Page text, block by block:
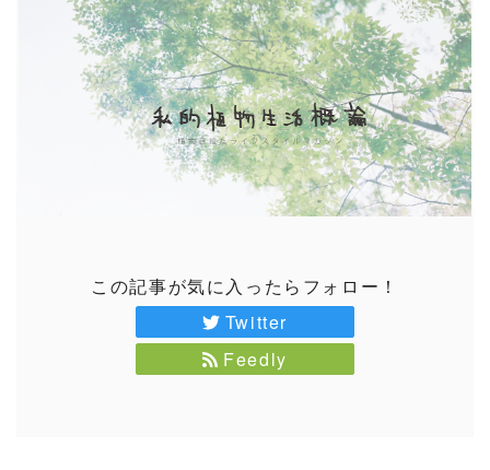
この記事が気に入ったらフォロー！
Twitter
Feedly